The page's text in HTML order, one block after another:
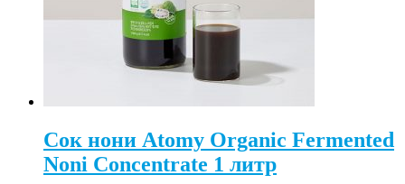
Сок нони Atomy Organic Fermented
Noni Concentrate 1 литр